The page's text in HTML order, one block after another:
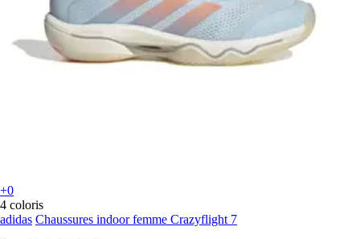
+0
4 coloris
adidas Chaussures indoor femme Crazyflight 7